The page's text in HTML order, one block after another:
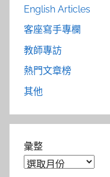
English Articles
客座寫手專欄
教師專訪
熱門文章榜
其他
彙整